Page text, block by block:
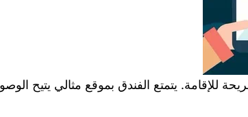
للإقامة. يتمتع الفندق بموقع مثالي يتيح